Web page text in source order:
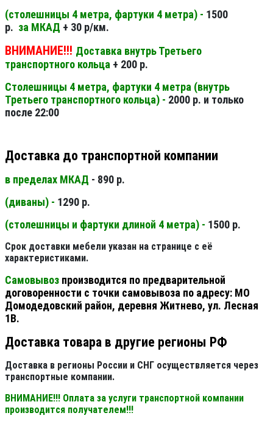
(столешницы 4 метра, фартуки 4 метра) - 1500
р. за МКАД + 30 р/км.
ВНИМАНИЕ!!! Доставка внутрь Третьего
транспортного кольца + 200 р.
Столешницы 4 метра, фартуки 4 метра (внутрь
Третьего транспортного кольца) - 2000 р. и только
после 22:00
Доставка до транспортной компании
в пределах МКАД - 890 р.
(диваны) - 1290 р.
(столешницы и фартуки длиной 4 метра) - 1500 р.
Срок доставки мебели указан на странице с её
характеристиками.
Самовывоз производится по предварительной
договоренности с точки самовывоза по адресу: МО
Домодедовский район, деревня Житнево, ул. Лесная
1В.
Доставка товара в другие регионы РФ
Доставка в регионы России и СНГ осуществляется через
транспортные компании.
ВНИМАНИЕ!!! Оплата за услуги транспортной компании
производится получателем!!!